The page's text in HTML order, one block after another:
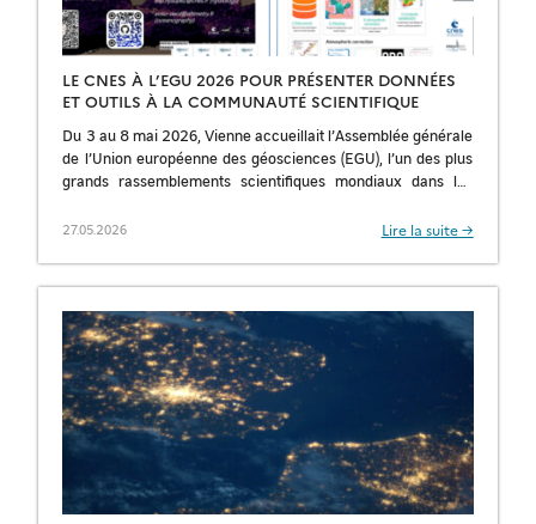
LE CNES À L’EGU 2026 POUR PRÉSENTER DONNÉES
ET OUTILS À LA COMMUNAUTÉ SCIENTIFIQUE
Du 3 au 8 mai 2026, Vienne accueillait l’Assemblée générale
de l’Union européenne des géosciences (EGU), l’un des plus
grands rassemblements scientifiques mondiaux dans les
27.05.2026 Lire la suite →